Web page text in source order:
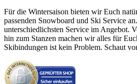
Für die Wintersaison bieten wir Euch
passenden Snowboard und Ski Service
unterschiedlichsten Service im Angebot.
hin zum Stanzen machen wir alles für
Skibindungen ist kein Problem. Schaut